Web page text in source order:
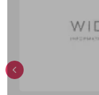
IOT完了済みメーカー
ドコモBiz データ無制